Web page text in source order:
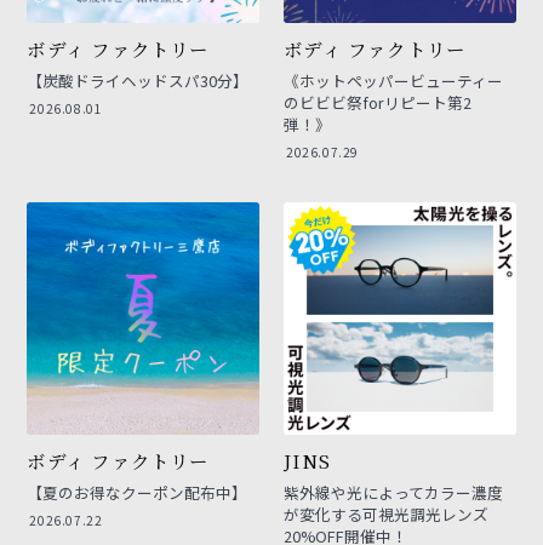
ボディ ファクトリー
【炭酸ドライヘッドスパ30分】
2026.08.01
ボディ ファクトリー
《ホットペッパービューティー
のビビビ祭forリピート第2
弾！》
2026.07.29
ボディ ファクトリー
【夏のお得なクーポン配布中】
2026.07.22
JINS
紫外線や光によってカラー濃度
が変化する可視光調光レンズ
20%OFF開催中！